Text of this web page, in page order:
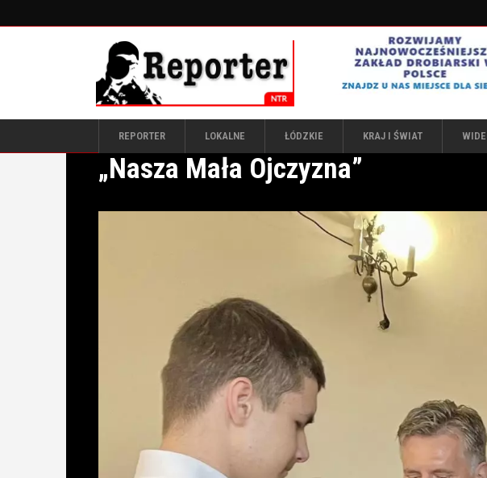
REPORTER LOKALNE ŁÓDZKIE KRAJ I ŚWIAT
„Nasza Mała Ojczyzna”